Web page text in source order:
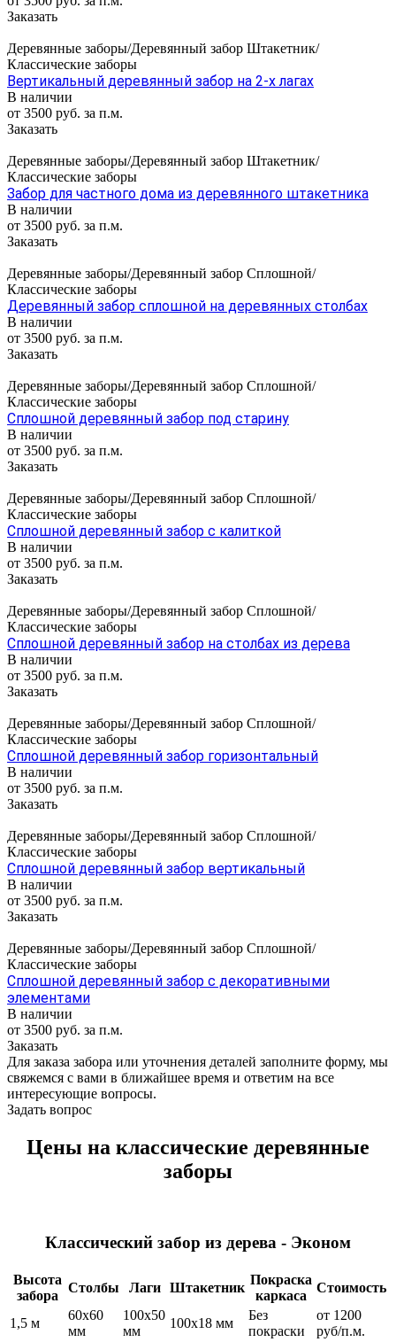
Заказать
Деревянные заборы/Деревянный забор Штакетник/
Классические заборы
Вертикальный деревянный забор на 2-х лагах
В наличии
от 3500 руб. за п.м.
Заказать
Деревянные заборы/Деревянный забор Штакетник/
Классические заборы
Забор для частного дома из деревянного штакетника
В наличии
от 3500 руб. за п.м.
Заказать
Деревянные заборы/Деревянный забор Сплошной/
Классические заборы
Деревянный забор сплошной на деревянных столбах
В наличии
от 3500 руб. за п.м.
Заказать
Деревянные заборы/Деревянный забор Сплошной/
Классические заборы
Сплошной деревянный забор под старину
В наличии
от 3500 руб. за п.м.
Заказать
Деревянные заборы/Деревянный забор Сплошной/
Классические заборы
Сплошной деревянный забор с калиткой
В наличии
от 3500 руб. за п.м.
Заказать
Деревянные заборы/Деревянный забор Сплошной/
Классические заборы
Сплошной деревянный забор на столбах из дерева
В наличии
от 3500 руб. за п.м.
Заказать
Деревянные заборы/Деревянный забор Сплошной/
Классические заборы
Сплошной деревянный забор горизонтальный
В наличии
от 3500 руб. за п.м.
Заказать
Деревянные заборы/Деревянный забор Сплошной/
Классические заборы
Сплошной деревянный забор вертикальный
В наличии
от 3500 руб. за п.м.
Заказать
Деревянные заборы/Деревянный забор Сплошной/
Классические заборы
Сплошной деревянный забор с декоративными
элементами
В наличии
от 3500 руб. за п.м.
Заказать
Для заказа забора или уточнения деталей заполните форму, мы
свяжемся с вами в ближайшее время и ответим на все
интересующие вопросы.
Задать вопрос
Цены на классические деревянные
заборы
Классический забор из дерева - Эконом
Высота
забора
Столбы Лаги Штакетник
Покраска
каркаса
Стоимость
1,5 м
60х60
мм
100х50
мм
100х18 мм
Без
покраски
от 1200
руб/п.м.